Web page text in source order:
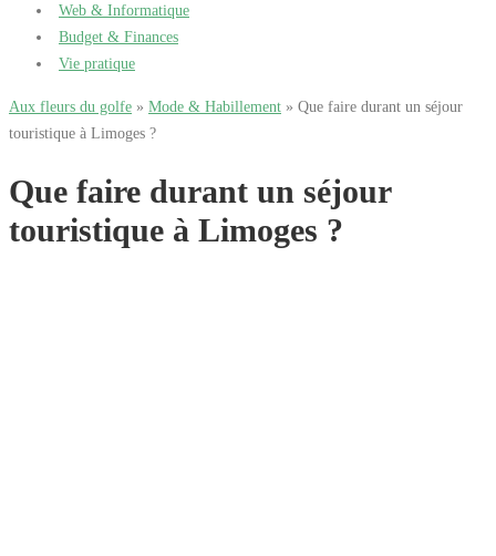
Web & Informatique
Budget & Finances
Vie pratique
Aux fleurs du golfe » Mode & Habillement » Que faire durant un séjour
touristique à Limoges ?
Que faire durant un séjour
touristique à Limoges ?